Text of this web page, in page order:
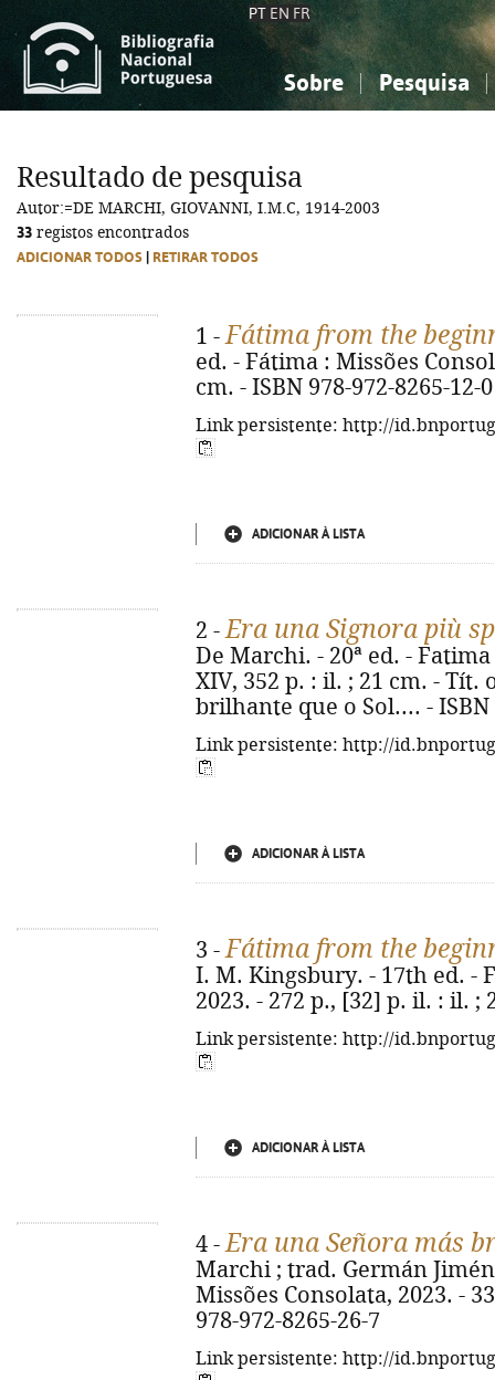
PT EN FR
Sobre Pesquisa
Ciências sociais...
Arte, desporto...
Ciências sociais...
Arte, desporto...
Resultado de pesquisa
Autor:=DE MARCHI, GIOVANNI, I.M.C, 1914-2003
33 registos encontrados
ADICIONAR TODOS RETIRAR TODOS
1 -Fátima from the
ed. - Fátima : Missões
cm. - ISBN 978-972-8265-12-0
Link persistente: http://
ADICIONAR À LISTA
2 -Era una Signora più
De Marchi. - 20ª ed. -
XIV, 352 p. : il. ; 21 cm. -
brilhante que o Sol.... - ISBN
Link persistente: http://
ADICIONAR À LISTA
3 -Fátima from the
I. M. Kingsbury. - 17th ed. -
2023. - 272 p., [32] p. il. : il. ;
Link persistente: http://
ADICIONAR À LISTA
4 -Era una Señora más
Marchi ; trad. Germán
Missões Consolata, 2023. -
978-972-8265-26-7
Link persistente: http://